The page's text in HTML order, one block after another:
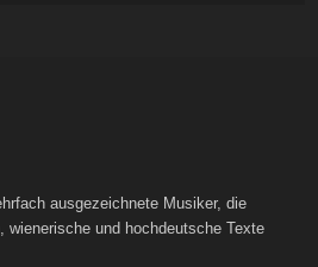
ausgezeichnete Musiker, die
wienerische und hochdeutsche Texte